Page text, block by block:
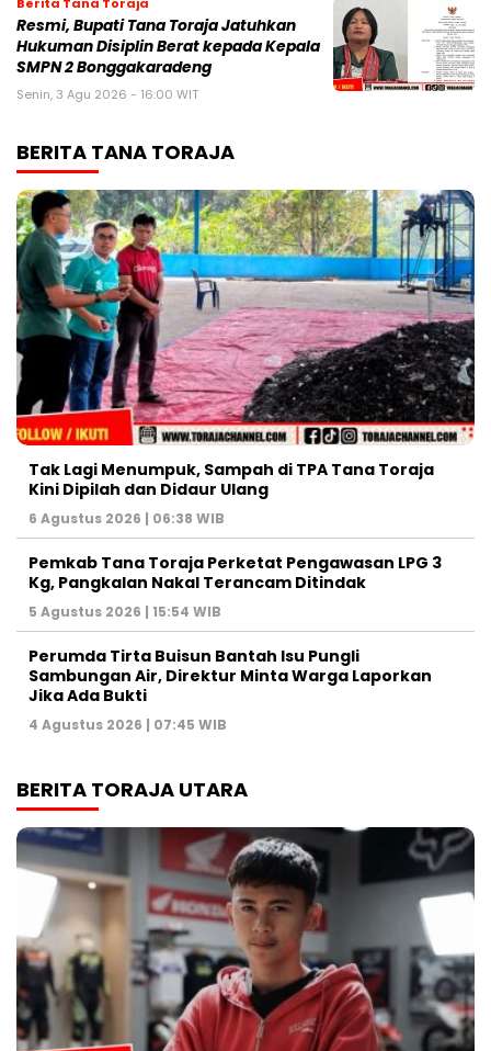
Berita Tana Toraja
Resmi, Bupati Tana Toraja Jatuhkan
Hukuman Disiplin Berat kepada Kepala
SMPN 2 Bonggakaradeng
Senin, 3 Agu 2026 - 16:00 WIT
BERITA TANA TORAJA
Tak Lagi Menumpuk, Sampah di TPA Tana Toraja
Kini Dipilah dan Didaur Ulang
6 Agustus 2026 | 06:38 WIB
Pemkab Tana Toraja Perketat Pengawasan LPG 3
Kg, Pangkalan Nakal Terancam Ditindak
5 Agustus 2026 | 15:54 WIB
Perumda Tirta Buisun Bantah Isu Pungli
Sambungan Air, Direktur Minta Warga Laporkan
Jika Ada Bukti
4 Agustus 2026 | 07:45 WIB
BERITA TORAJA UTARA